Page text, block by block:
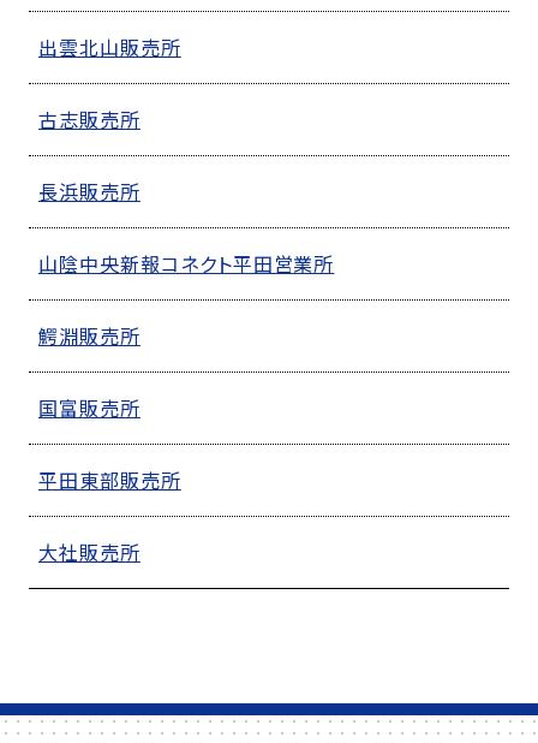
出雲北山販売所
古志販売所
長浜販売所
山陰中央新報コネクト平田営業所
鰐淵販売所
国富販売所
平田東部販売所
大社販売所